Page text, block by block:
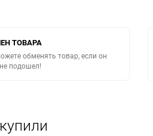
ТОВАРА
обменять товар, если он
подошел!